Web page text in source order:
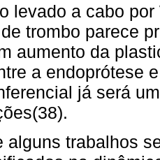
levado a cabo
trombo parece
aumento da
a endoprótese
já será
alguns trabalhos